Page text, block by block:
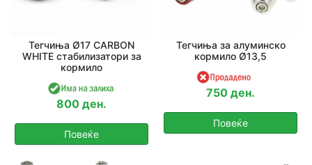
Тегчиња Ø17 CARBON
WHITE стабилизатори за
кормило
800 ден.
Повеќе
Тегчиња за алуминско
кормило Ø13,5
750 ден.
Повеќе